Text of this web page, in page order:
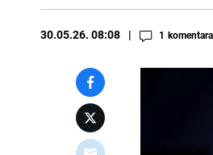
30.05.26. 08:08 1 komentara